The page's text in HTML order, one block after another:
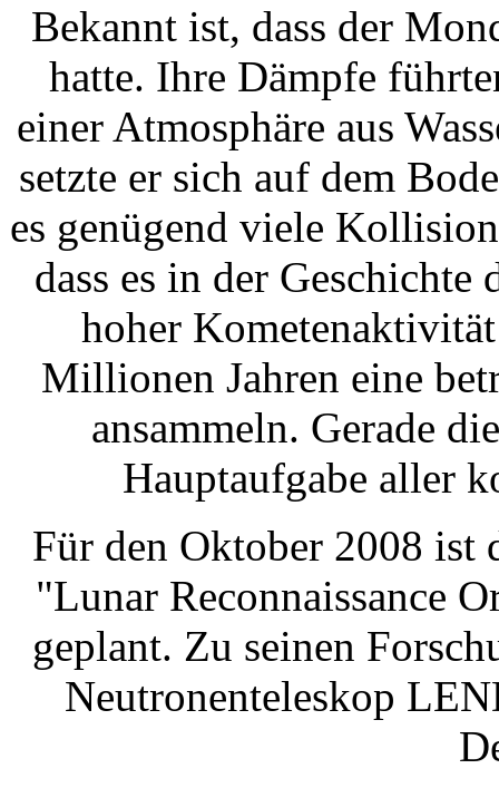
Bekannt ist, dass der
hatte. Ihre Dämpfe
einer Atmosphäre aus
setzte er sich auf dem
es genügend viele
dass es in der Geschichte
hoher
Millionen Jahren eine
ansammeln. Gerade
Hauptaufgabe aller
Für den Oktober 2008 ist
"Lunar Reconnaissance
geplant. Zu seinen
Neutronenteleskop